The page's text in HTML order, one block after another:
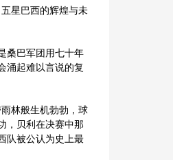
星巴西的辉煌与未
桑巴军团用七十年
涌起难以言说的复
林般生机勃勃，球
，贝利在决赛中那
队被公认为史上最